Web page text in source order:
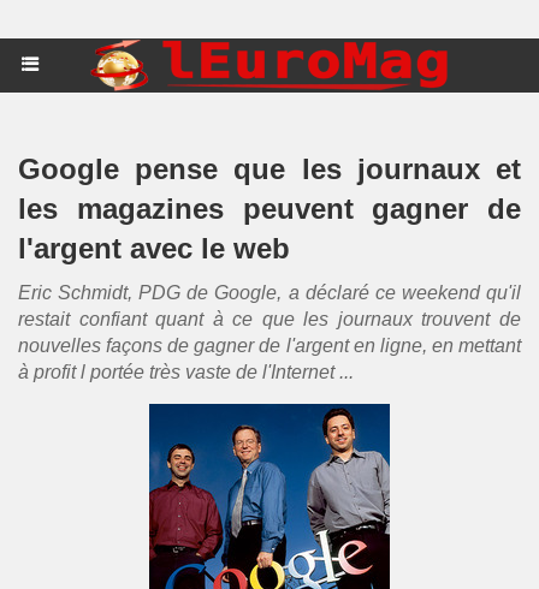
Google pense que les journaux et
les magazines peuvent gagner de
l'argent avec le web
Eric Schmidt, PDG de Google, a déclaré ce weekend qu'il
restait confiant quant à ce que les journaux trouvent de
nouvelles façons de gagner de l'argent en ligne, en mettant
à profit l portée très vaste de l'Internet ...